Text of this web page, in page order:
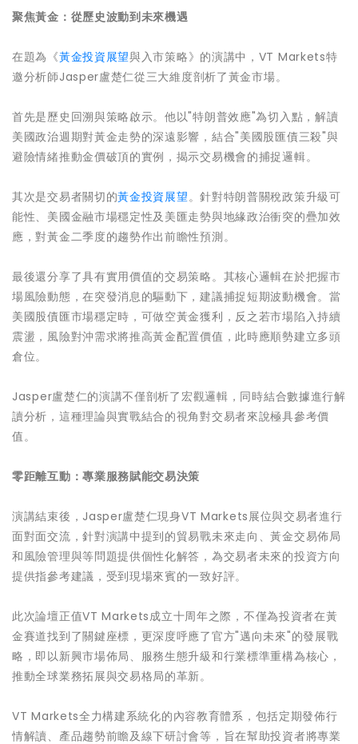
聚焦黃金：從歷史波動到未來機遇
在題為《黃金投資展望與入市策略》的演講中，VT Markets特
邀分析師Jasper盧楚仁從三大維度剖析了黃金市場。
首先是歷史回溯與策略啟示‌。他以"特朗普效應"為切入點，解讀
美國政治週期對黃金走勢的深遠影響，結合"美國股匯債三殺"與
避險情緒推動金價破頂的實例，揭示交易機會的捕捉邏輯。
其次是交易者關切的黃金投資展望‌。針對特朗普關稅政策升級可
能性、美國金融市場穩定性及美匯走勢與地緣政治衝突的疊加效
應，對黃金二季度的趨勢作出前瞻性預測。
最後還分享了具有實用價值的交易策略‌。其核心邏輯在於把握市
場風險動態，在突發消息的驅動下，建議捕捉短期波動機會。當
美國股債匯市場穩定時，可做空黃金獲利，反之若市場陷入持續
震盪，風險對沖需求將推高黃金配置價值，此時應順勢建立多頭
倉位。
Jasper盧楚仁的演講不僅剖析了宏觀邏輯，同時結合數據進行解
讀分析，這種理論與實戰結合的視角對交易者來說極具參考價
值。
零距離互動：專業服務賦能交易決策
演講結束後，Jasper盧楚仁現身VT Markets展位與交易者進行
面對面交流，針對演講中提到的貿易戰未來走向、黃金交易佈局
和風險管理與等問題提供個性化解答，為交易者未來的投資方向
提供指參考建議，受到現場來賓的一致好評。
此次論壇正值VT Markets成立十周年之際，不僅為投資者在黃
金賽道找到了關鍵座標，更深度呼應了官方"邁向未來"的發展戰
略，即以新興市場佈局、服務生態升級和行業標準重構為核心，
推動全球業務拓展與交易格局的革新。
VT Markets全力構建系統化的內容教育體系，包括定期發佈行
情解讀、產品趨勢前瞻及線下研討會等，旨在幫助投資者將專業